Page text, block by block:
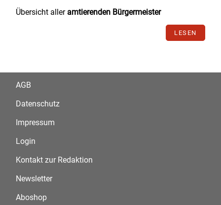
Übersicht aller amtierenden Bürgermeister
LESEN
AGB
Datenschutz
Impressum
Login
Kontakt zur Redaktion
Newsletter
Aboshop